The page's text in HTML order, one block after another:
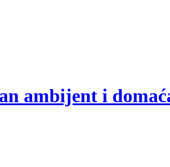
ambijent i